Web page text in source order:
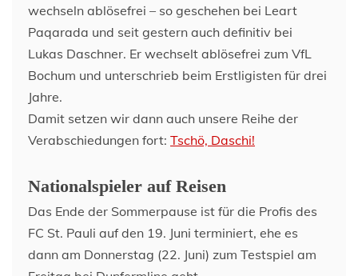
wechseln ablösefrei – so geschehen bei Leart
Paqarada und seit gestern auch definitiv bei
Lukas Daschner. Er wechselt ablösefrei zum VfL
Bochum und unterschrieb beim Erstligisten für drei
Jahre.
Damit setzen wir dann auch unsere Reihe der
Verabschiedungen fort: Tschö, Daschi!
Nationalspieler auf Reisen
Das Ende der Sommerpause ist für die Profis des
FC St. Pauli auf den 19. Juni terminiert, ehe es
dann am Donnerstag (22. Juni) zum Testspiel am